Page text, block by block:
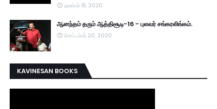
நவம்பர் 15, 2020
ஆனந்தம் தரும் ஆத்திசூடி-16 - புலவர் சங்கரலிங்கம்.
செப்டம்பர் 20, 2020
KAVINESAN BOOKS